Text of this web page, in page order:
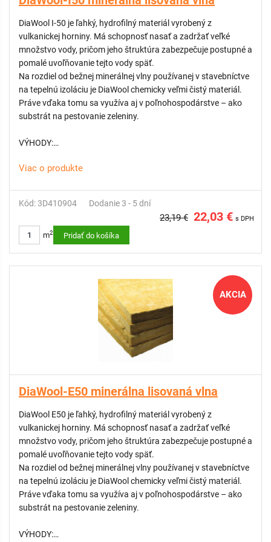
DiaWool I-50 je ľahký, hydrofilný materiál vyrobený z
vulkanickej horniny. Má schopnosť nasať a zadržať veľké
množstvo vody, pričom jeho štruktúra zabezpečuje postupné a
pomalé uvoľňovanie tejto vody späť.
Na rozdiel od bežnej minerálnej vlny používanej v stavebníctve
na tepelnú izoláciu je DiaWool chemicky veľmi čistý materiál.
Práve vďaka tomu sa využíva aj v poľnohospodárstve – ako
substrát na pestovanie zeleniny.
VÝHODY:
Úsporná doprava a jednoduchá manipulácia s materiálom
Výborné vlastnosti na pohlcovanie hluku
vegetačné nádoby a kvetináče
zelené plochy medzi koľajami železníc
Viac o produkte
Kód: 3D410904 Dodanie 3 - 5 dní
23,19 € 22,03 € s DPH
m2 Pridať do košíka
AKCIA
DiaWool-E50 minerálna lisovaná vlna
DiaWool E50 je ľahký, hydrofilný materiál vyrobený z
vulkanickej horniny. Má schopnosť nasať a zadržať veľké
množstvo vody, pričom jeho štruktúra zabezpečuje postupné a
pomalé uvoľňovanie tejto vody späť.
Na rozdiel od bežnej minerálnej vlny používanej v stavebníctve
na tepelnú izoláciu je DiaWool chemicky veľmi čistý materiál.
Práve vďaka tomu sa využíva aj v poľnohospodárstve – ako
substrát na pestovanie zeleniny.
VÝHODY: